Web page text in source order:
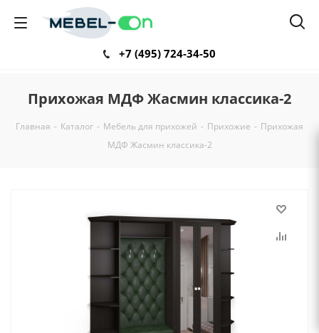
+7 (495) 724-34-50
Прихожая МДФ Жасмин классика-2
Главная - Каталог - Мебель для прихожей - Прихожие - Прихожая
МДФ Жасмин классика-2